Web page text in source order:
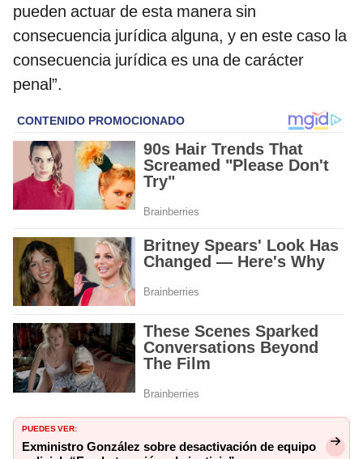
pueden actuar de esta manera sin
consecuencia jurídica alguna, y en este caso la
consecuencia jurídica es una de carácter
penal”.
PUEDES VER:
Exministro González sobre desactivación de equipo